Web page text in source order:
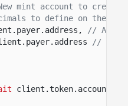
mint account to create.
to define on the
//
//